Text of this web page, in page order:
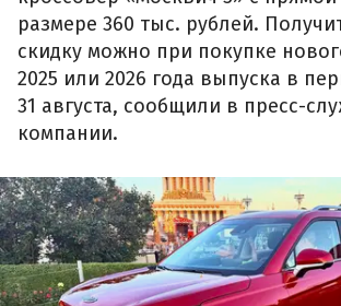
размере 360 тыс. рублей.
скидку можно при покупке
2025 или 2026 года выпуска в
31 августа, сообщили в пресс-
компании.